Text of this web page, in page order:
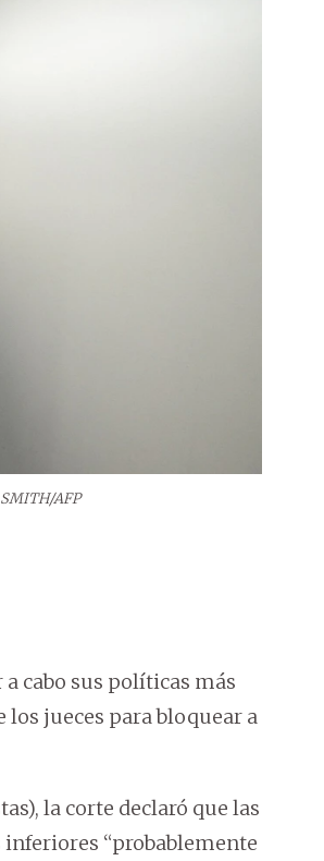
SMITH/AFP
cabo sus políticas más
jueces para bloquear a
la corte declaró que las
“probablemente